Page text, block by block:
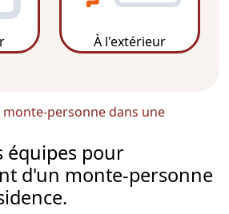
À l'extérieur
personne dans une
équipes pour
d'un monte-personne